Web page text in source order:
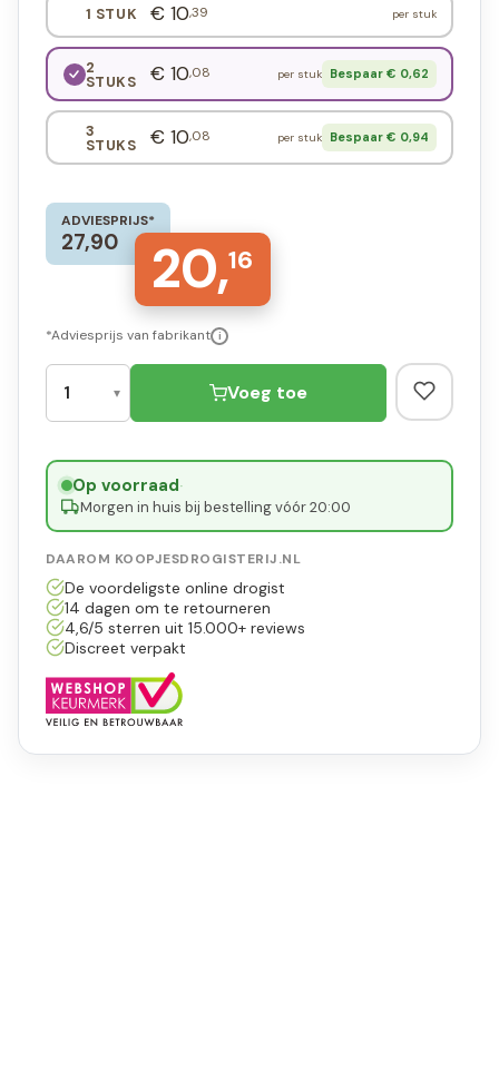
1 STUK € 10,39 per stuk
2
STUKS € 10,08 per stuk Bespaar € 0,62
3
STUKS € 10,08 per stuk Bespaar € 0,94
ADVIESPRIJS*
27,90 20,16
*Adviesprijs van fabrikant i
Voeg toe
Op voorraad·
Morgen in huis bij bestelling vóór 20:00
DAAROM KOOPJESDROGISTERIJ.NL
De voordeligste online drogist
14 dagen om te retourneren
4,6/5 sterren uit 15.000+ reviews
Discreet verpakt